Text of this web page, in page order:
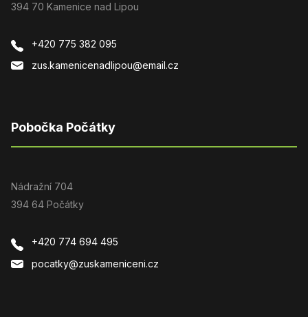
394 70 Kamenice nad Lipou
+420 775 382 095
zus.kamenicenadlipou@email.cz
Pobočka Počátky
Nádražní 704
394 64 Počátky
+420 774 694 495
pocatky@zuskameniceni.cz